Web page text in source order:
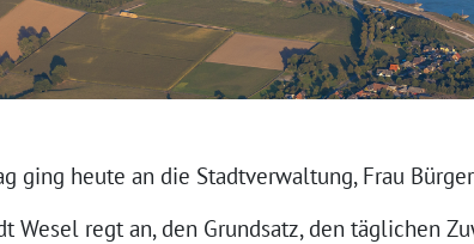
ging heute an die Stadtverwaltung, Frau
Wesel regt an, den Grundsatz, den täglichen